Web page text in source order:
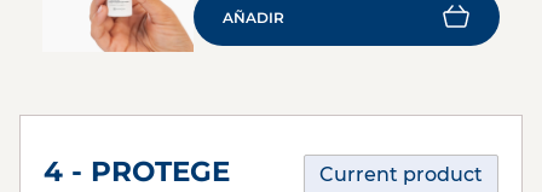
AÑADIR
4 - PROTEGE
Current product